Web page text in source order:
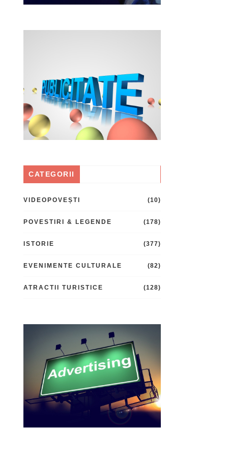
CATEGORII
VIDEOPOVEȘTI (10)
POVESTIRI & LEGENDE (178)
ISTORIE (377)
EVENIMENTE CULTURALE (82)
ATRACTII TURISTICE (128)